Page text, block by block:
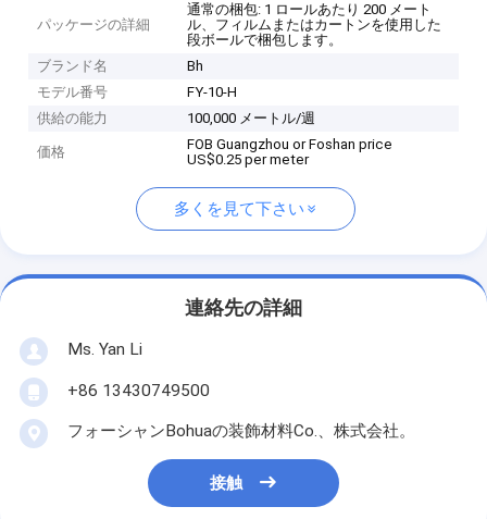
パッケージの詳細
通常の梱包: 1 ロールあたり 200 メート
ル、フィルムまたはカートンを使用した
段ボールで梱包します。
ブランド名
Bh
モデル番号
FY-10-H
供給の能力
100,000 メートル/週
価格
FOB Guangzhou or Foshan price
US$0.25 per meter
多くを見て下さい
連絡先の詳細
Ms. Yan Li
+86 13430749500
フォーシャンBohuaの装飾材料Co.、株式会社。
接触